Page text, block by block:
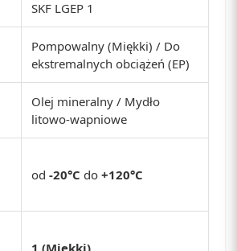
SKF LGEP 1
Pompowalny (Miękki) / Do
ekstremalnych obciążeń (EP)
Olej mineralny / Mydło
litowo-wapniowe
od -20°C do +120°C
1 (Miękki)